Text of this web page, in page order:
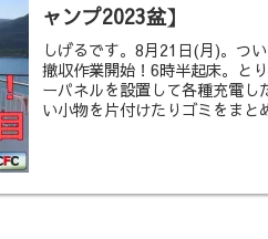
ャンプ2023盆】
しげるです。8月21日(月)。つ
撤収作業開始！6時半起床。と
ーパネルを設置して各種充電し
い小物を片付けたりゴミをまと